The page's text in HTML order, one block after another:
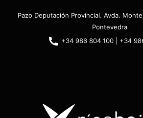
Pazo Deputación Provincial. Avda.
Pontevedra
+34 986 804 100 | +34